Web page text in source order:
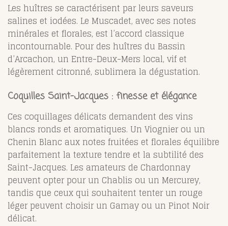
Les huîtres se caractérisent par leurs saveurs
salines et iodées. Le Muscadet, avec ses notes
minérales et florales, est l’accord classique
incontournable. Pour des huîtres du Bassin
d’Arcachon, un Entre-Deux-Mers local, vif et
légèrement citronné, sublimera la dégustation.
Coquilles Saint-Jacques : finesse et élégance
Ces coquillages délicats demandent des vins
blancs ronds et aromatiques. Un Viognier ou un
Chenin Blanc aux notes fruitées et florales équilibre
parfaitement la texture tendre et la subtilité des
Saint-Jacques. Les amateurs de Chardonnay
peuvent opter pour un Chablis ou un Mercurey,
tandis que ceux qui souhaitent tenter un rouge
léger peuvent choisir un Gamay ou un Pinot Noir
délicat.